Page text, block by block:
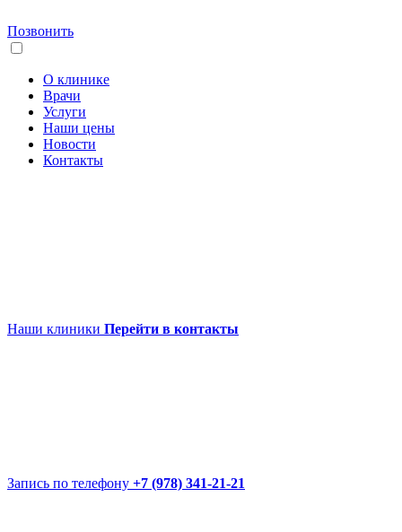
Позвонить
О клинике
Врачи
Услуги
Наши цены
Новости
Контакты
Наши клиники Перейти в контакты
Запись по телефону +7 (978) 341-21-21